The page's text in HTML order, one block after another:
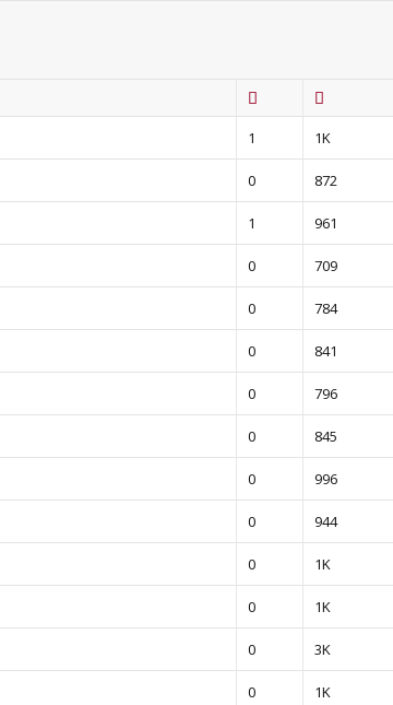
1 1K
0 872
1 961
0 709
0 784
0 841
0 796
0 845
0 996
0 944
0 1K
0 1K
0 3K
0 1K